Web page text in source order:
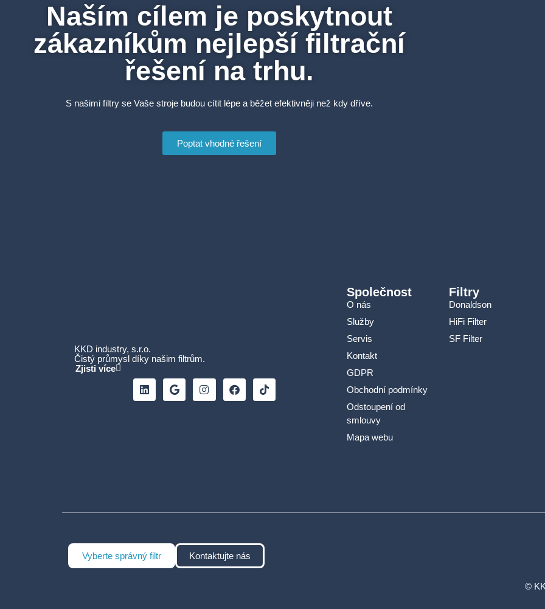
Naším cílem je poskytnout
zákazníkům nejlepší filtrační
řešení na trhu.
S našimi filtry se Vaše stroje budou cítit lépe a běžet efektivněji než kdy dříve.
Poptat vhodné řešení
KKD industry, s.r.o.
Čistý průmysl díky našim filtrům.
Zjisti více
Společnost
O nás
Služby
Servis
Kontakt
GDPR
Obchodní podmínky
Odstoupení od
smlouvy
Mapa webu
Filtry
Donaldson
HiFi Filter
SF Filter
Vyberte správný filtr Kontaktujte nás
©